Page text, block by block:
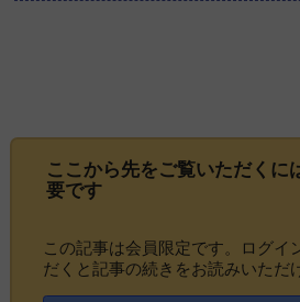
ここから先をご覧いただくに
要です
この記事は会員限定です。ログイ
だくと記事の続きをお読みいただ